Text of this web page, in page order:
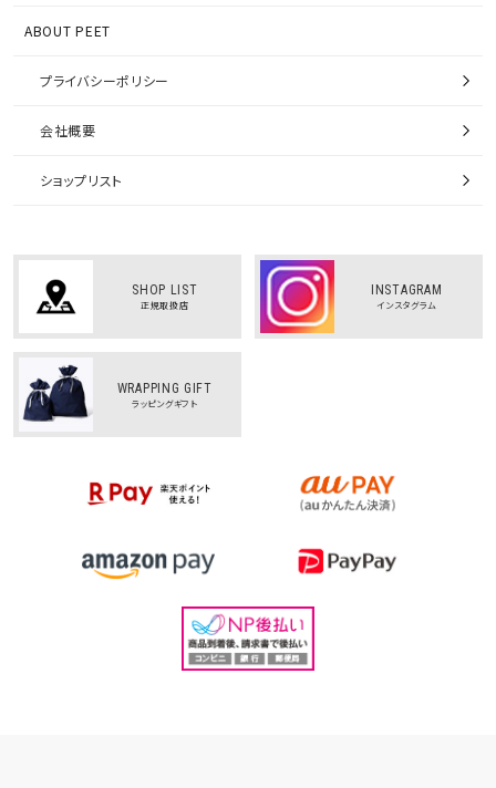
ABOUT PEET
プライバシーポリシー
会社概要
ショップリスト
SHOP LIST
正規取扱店
INSTAGRAM
インスタグラム
WRAPPING GIFT
ラッピングギフト